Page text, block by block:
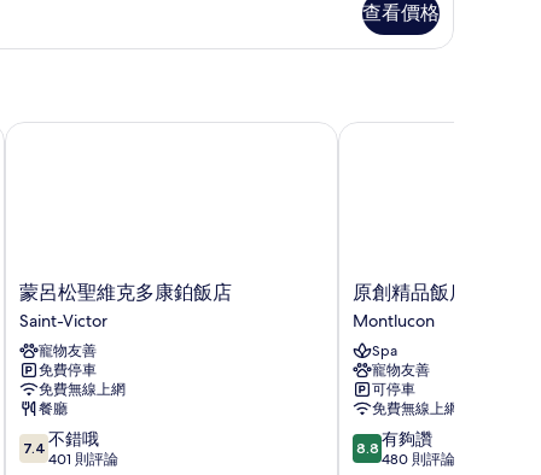
查看價格
蒙
呂
松
聖
維
克
多
康
鉑
蒙呂松聖維克多康鉑飯店
Saint-Victor
寵物友善
免費停車
免費無線上網
餐廳
7.4
分，
7.4 不錯哦
401 則評論
蒙呂松聖維克多康鉑飯店
原
創
精
品
飯
店
蒙
呂
原創精品飯店 - 蒙呂
Montlucon
Spa
寵物友善
可停車
免費無線上網
8.8
分，
8.8 有夠讚
480 則評論
原創精品飯店 - 蒙呂松